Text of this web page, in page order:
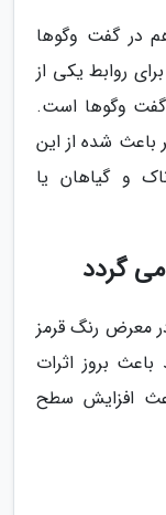
در گفت وگوها
روابط یکی از
گفت وگوها است.
شده از این
و گیاهان یا
گردد
معرض رنگ قرمز
بروز اثرات
افزایش سطح